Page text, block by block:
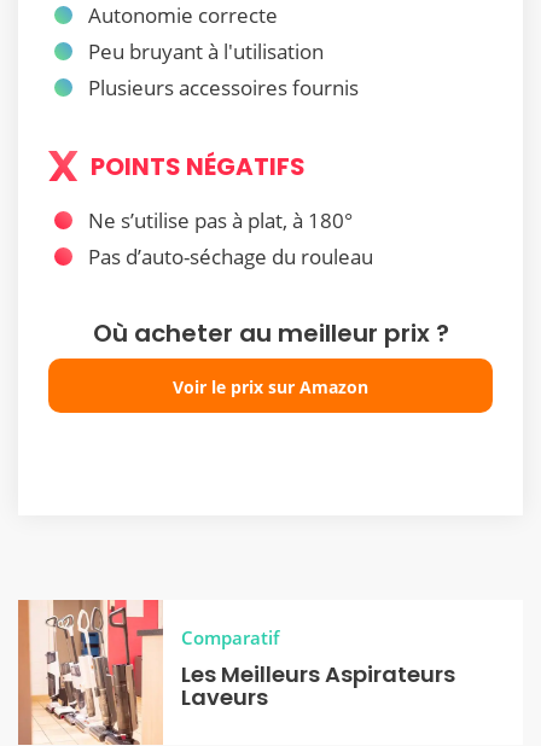
Autonomie correcte
Peu bruyant à l'utilisation
Plusieurs accessoires fournis
POINTS NÉGATIFS
Ne s’utilise pas à plat, à 180°
Pas d’auto-séchage du rouleau
Où acheter au meilleur prix ?
Voir le prix sur Amazon
Comparatif
Les Meilleurs Aspirateurs
Laveurs